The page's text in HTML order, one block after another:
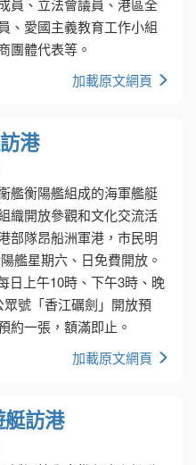
員、立法會議員、港區全
、愛國主義教育工作小組
團體代表等。
加載原文網頁
港
艦衡陽艦組成的海軍艦艇
織開放參觀和文化交流活
部隊昂船洲軍港，市民明
艦星期六、日免費開放。
日上午10時、下午3時、晚
眾號「香江礪劍」開放預
約一張，額滿即止。
加載原文網頁
訪港